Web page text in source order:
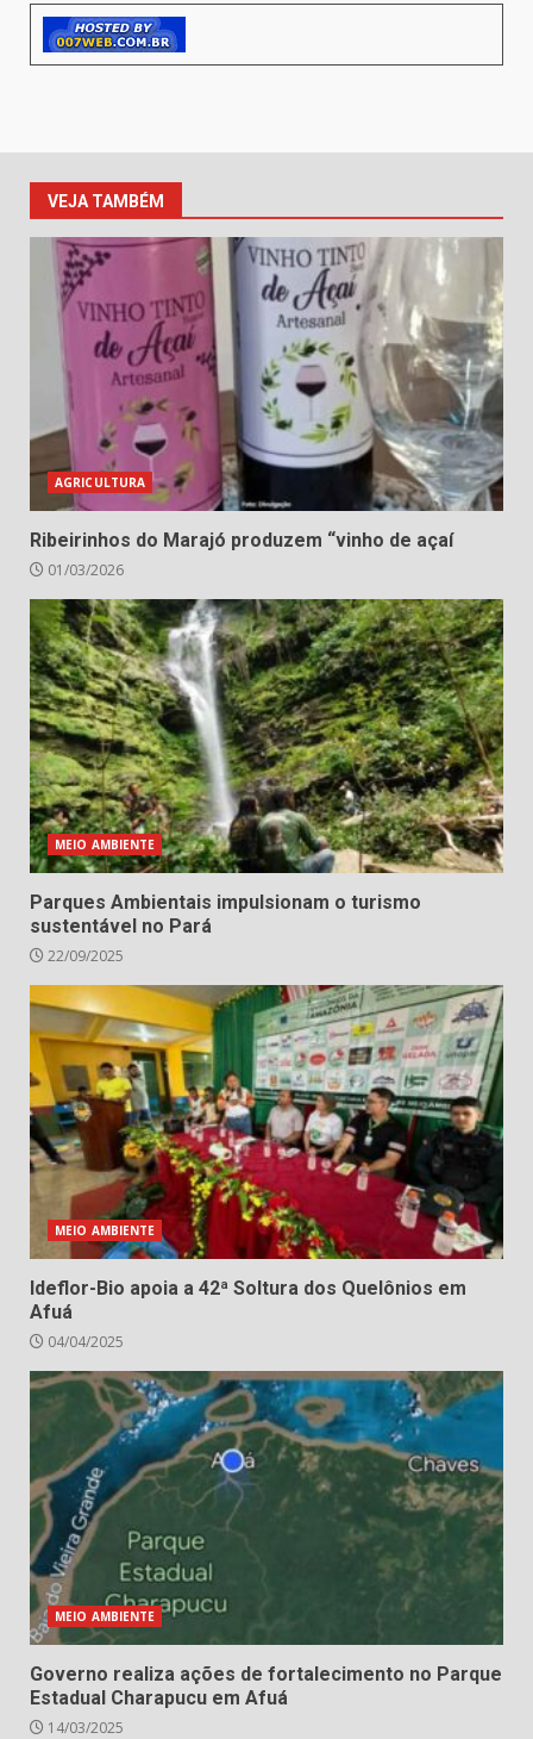
VEJA TAMBÉM
AGRICULTURA
Ribeirinhos do Marajó produzem “vinho de açaí
01/03/2026
MEIO AMBIENTE
Parques Ambientais impulsionam o turismo
sustentável no Pará
22/09/2025
MEIO AMBIENTE
Ideflor-Bio apoia a 42ª Soltura dos Quelônios em
Afuá
04/04/2025
MEIO AMBIENTE
Governo realiza ações de fortalecimento no Parque
Estadual Charapucu em Afuá
14/03/2025